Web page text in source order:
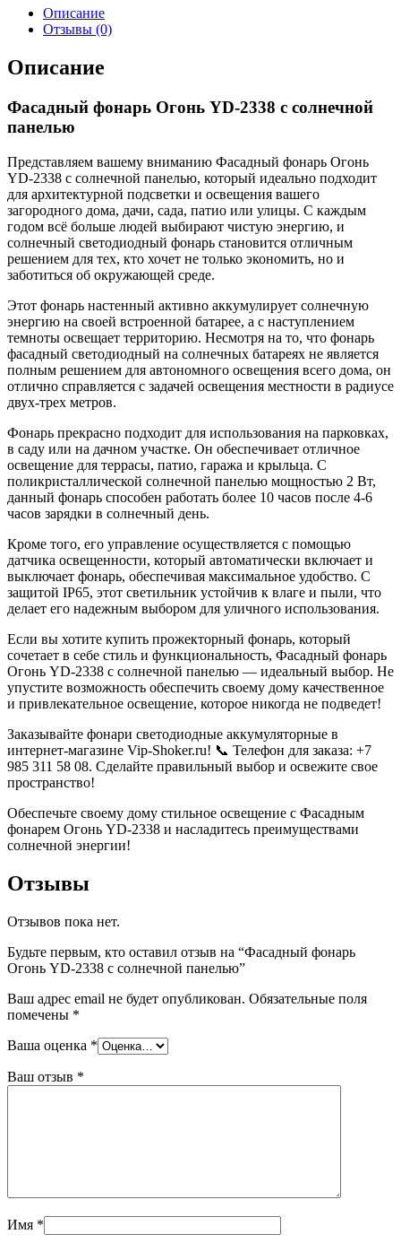
Описание
Отзывы (0)
Описание
Фасадный фонарь Огонь YD-2338 с солнечной
панелью
Представляем вашему вниманию Фасадный фонарь Огонь
YD-2338 с солнечной панелью, который идеально подходит
для архитектурной подсветки и освещения вашего
загородного дома, дачи, сада, патио или улицы. С каждым
годом всё больше людей выбирают чистую энергию, и
солнечный светодиодный фонарь становится отличным
решением для тех, кто хочет не только экономить, но и
заботиться об окружающей среде.
Этот фонарь настенный активно аккумулирует солнечную
энергию на своей встроенной батарее, а с наступлением
темноты освещает территорию. Несмотря на то, что фонарь
фасадный светодиодный на солнечных батареях не является
полным решением для автономного освещения всего дома, он
отлично справляется с задачей освещения местности в радиусе
двух-трех метров.
Фонарь прекрасно подходит для использования на парковках,
в саду или на дачном участке. Он обеспечивает отличное
освещение для террасы, патио, гаража и крыльца. С
поликристаллической солнечной панелью мощностью 2 Вт,
данный фонарь способен работать более 10 часов после 4-6
часов зарядки в солнечный день.
Кроме того, его управление осуществляется с помощью
датчика освещенности, который автоматически включает и
выключает фонарь, обеспечивая максимальное удобство. С
защитой IP65, этот светильник устойчив к влаге и пыли, что
делает его надежным выбором для уличного использования.
Если вы хотите купить прожекторный фонарь, который
сочетает в себе стиль и функциональность, Фасадный фонарь
Огонь YD-2338 с солнечной панелью — идеальный выбор. Не
упустите возможность обеспечить своему дому качественное
и привлекательное освещение, которое никогда не подведет!
Заказывайте фонари светодиодные аккумуляторные в
интернет-магазине Vip-Shoker.ru! 📞 Телефон для заказа: +7
985 311 58 08. Сделайте правильный выбор и освежите свое
пространство!
Обеспечьте своему дому стильное освещение с Фасадным
фонарем Огонь YD-2338 и насладитесь преимуществами
солнечной энергии!
Отзывы
Отзывов пока нет.
Будьте первым, кто оставил отзыв на “Фасадный фонарь
Огонь YD-2338 с солнечной панелью”
Ваш адрес email не будет опубликован. Обязательные поля
помечены *
Ваша оценка *
Ваш отзыв *
Имя *